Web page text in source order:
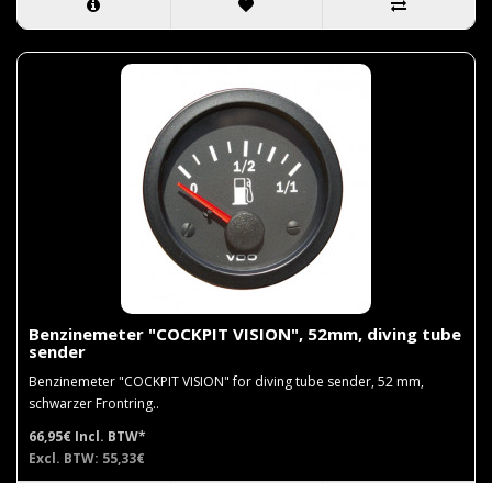
Benzinemeter "COCKPIT VISION", 52mm, diving tube
sender
Benzinemeter "COCKPIT VISION" for diving tube sender, 52 mm,
schwarzer Frontring..
66,95€ Incl. BTW*
Excl. BTW: 55,33€